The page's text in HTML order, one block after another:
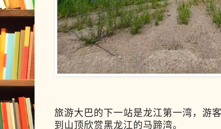
旅游大巴的下一站是龙江第一湾，游
到山顶欣赏黑龙江的马蹄湾。